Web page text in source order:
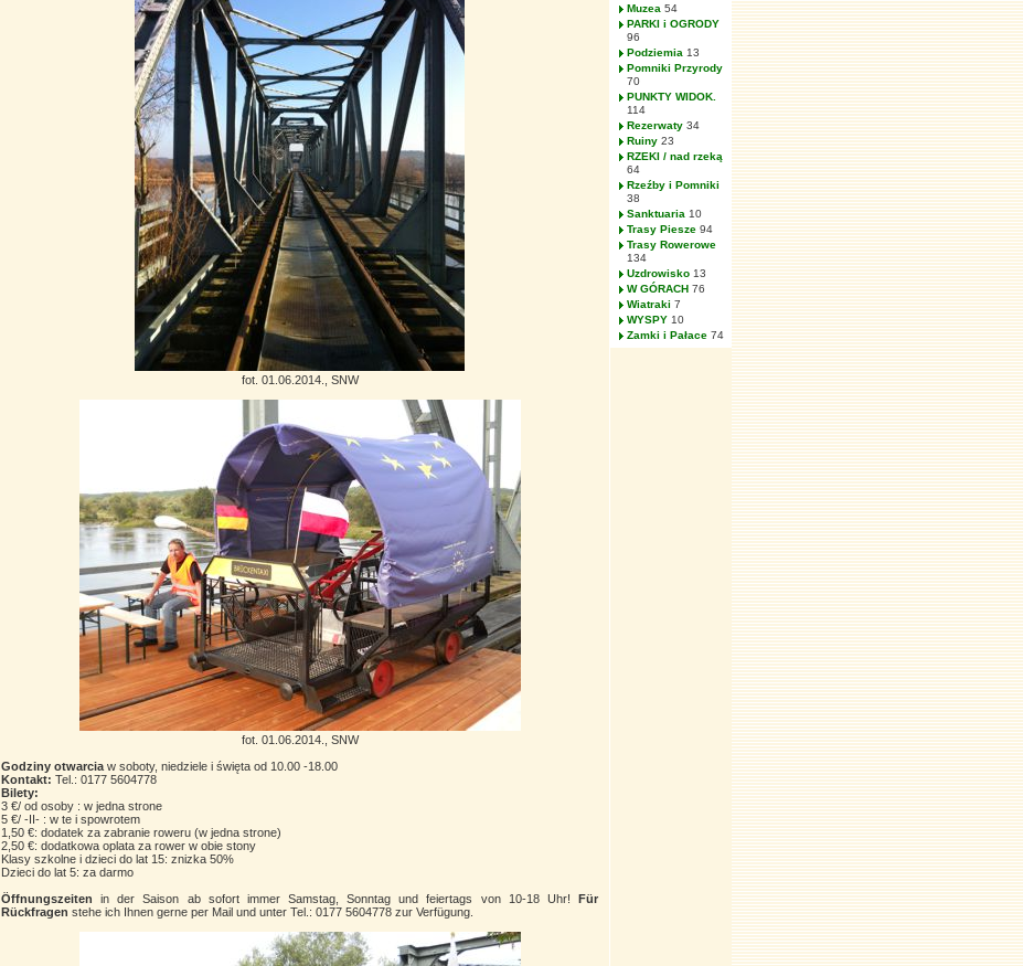
fot. 01.06.2014., SNW
fot. 01.06.2014., SNW
Godziny otwarcia w soboty, niedziele i święta od 10.00 -18.00
Kontakt: Tel.: 0177 5604778
Bilety:
3 €/ od osoby : w jedna strone
5 €/ -II- : w te i spowrotem
1,50 €: dodatek za zabranie roweru (w jedna strone)
2,50 €: dodatkowa oplata za rower w obie stony
Klasy szkolne i dzieci do lat 15: znizka 50%
Dzieci do lat 5: za darmo
Öffnungszeiten in der Saison ab sofort immer Samstag, Sonntag und feiertags von 10-18 Uhr! Für
Rückfragen stehe ich Ihnen gerne per Mail und unter Tel.: 0177 5604778 zur Verfügung.
Muzea 54
PARKI i OGRODY
96
Podziemia 13
Pomniki Przyrody
70
PUNKTY WIDOK.
114
Rezerwaty 34
Ruiny 23
RZEKI / nad rzeką
64
Rzeźby i Pomniki
38
Sanktuaria 10
Trasy Piesze 94
Trasy Rowerowe
134
Uzdrowisko 13
W GÓRACH 76
Wiatraki 7
WYSPY 10
Zamki i Pałace 74